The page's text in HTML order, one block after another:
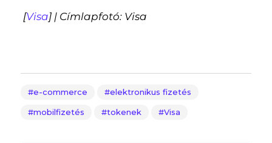
[Visa] | Címlapfotó: Visa
e-commerce elektronikus fizetés
mobilfizetés tokenek Visa